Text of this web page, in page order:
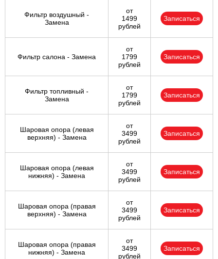
Фильтр воздушный -
Замена
от
1499
рублей
Записаться
Фильтр салона - Замена
от
1799
рублей
Записаться
Фильтр топливный -
Замена
от
1799
рублей
Записаться
Шаровая опора (левая
верхняя) - Замена
от
3499
рублей
Записаться
Шаровая опора (левая
нижняя) - Замена
от
3499
рублей
Записаться
Шаровая опора (правая
верхняя) - Замена
от
3499
рублей
Записаться
Шаровая опора (правая
нижняя) - Замена
от
3499
рублей
Записаться